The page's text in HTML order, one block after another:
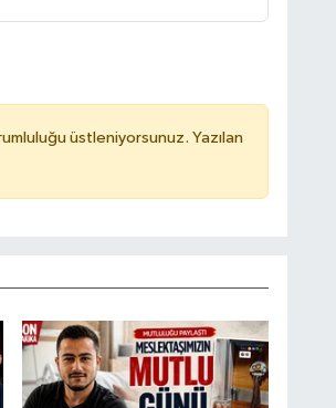
üstleniyorsunuz. Yazılan